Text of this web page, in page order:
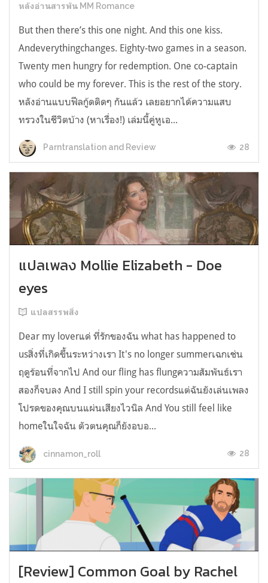
หลังอ่านสารพัน MM Romance
But then there’s this one night. And this one kiss.
Andeverythingchanges. Eighty-two games in a season.
Twenty men hungry for redemption. One co-captain
who could be my forever. This is the rest of the story.
หลังอ่านแบบฟีลกู้ดติดๆ กันแล้ว เลยอยากได้ความแสบ
ทรวงในชีวิตบ้าง (หาเรื่อง!) เล่มนี้คู่หูเอ...
Parntranslation and Review 28
แปลเพลง Mollie Elizabeth - Doe
eyes
แปลสรรพสิ่ง
Dear my loverแด่ ที่รักของฉัน what has happened to
usสิ่งที่เกิดขึ้นระหว่างเรา It's no longer summerเฉกเช่น
ฤดูร้อนที่จากไป And our fling has flungความสัมพันธ์เรา
สองก็จบลง And I still spin your recordsแต่ฉันยังเล่นเพลง
โปรดของคุณบนแผ่นเสียงไวนิล And You still feel like
homeในใจฉัน ตัวตนคุณก็ยังอบอ...
cinnamon_roll 28
[Review] Common Goal by Rachel